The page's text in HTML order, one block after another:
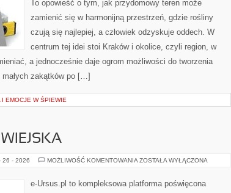
To opowieść o tym, jak przydomowy teren może
zamienić się w harmonijną przestrzeń, gdzie rośliny
czują się najlepiej, a człowiek odzyskuje oddech. W
centrum tej idei stoi Kraków i okolice, czyli region, w
a jednocześnie daje ogrom możliwości do tworzenia
zakątków po […]
EMOCJE W ŚPIEWIE
26 - 2026 MOŻLIWOŚĆ KOMENTOWANIA GOSPODARKA
ZOSTAŁA WYŁĄCZONA
e-Ursus.pl to kompleksowa platforma poświęcona